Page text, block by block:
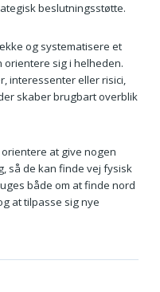
beslutningsstøtte.
og systematisere et
orientere sig i helheden.
interessenter eller risici,
skaber brugbart overblik
at give nogen
så de kan finde vej fysisk
både om at finde nord
at tilpasse sig nye